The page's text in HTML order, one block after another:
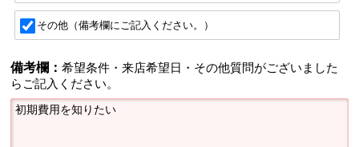
その他（備考欄にご記入ください。）
備考欄：希望条件・来店希望日・その他質問がございました
らご記入ください。